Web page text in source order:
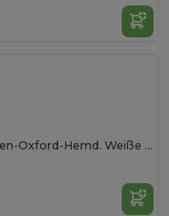
Kurzärmeliges Herren-Oxford-Hemd. Weiße Farbe